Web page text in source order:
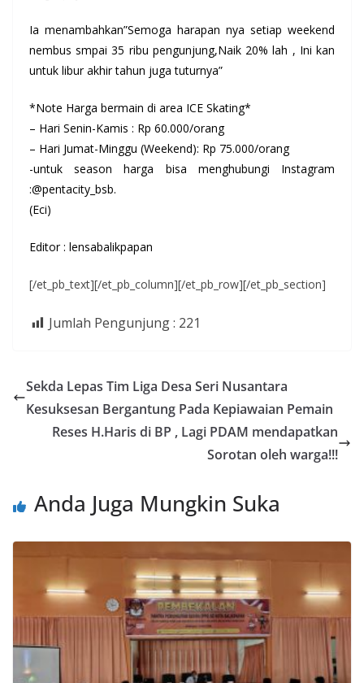
Ia menambahkan”Semoga harapan nya setiap weekend
nembus smpai 35 ribu pengunjung,Naik 20% lah , Ini kan
untuk libur akhir tahun juga tuturnya”
*Note Harga bermain di area ICE Skating*
– Hari Senin-Kamis : Rp 60.000/orang
– Hari Jumat-Minggu (Weekend): Rp 75.000/orang
-untuk season harga bisa menghubungi Instagram
:@pentacity_bsb.
(Eci)
Editor : lensabalikpapan
[/et_pb_text][/et_pb_column][/et_pb_row][/et_pb_section]
Jumlah Pengunjung : 221
Sekda Lepas Tim Liga Desa Seri Nusantara
Kesuksesan Bergantung Pada Kepiawaian Pemain
Reses H.Haris di BP , Lagi PDAM mendapatkan
Sorotan oleh warga!!!
Anda Juga Mungkin Suka